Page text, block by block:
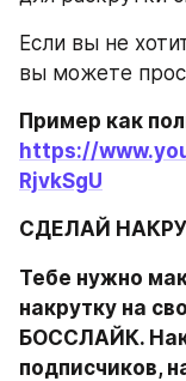
Если вы не
вы можете
https://
RjvkSgU
СДЕЛАЙ
Тебе нужно
накрутку на
БОССЛАЙК.
подписчиков,